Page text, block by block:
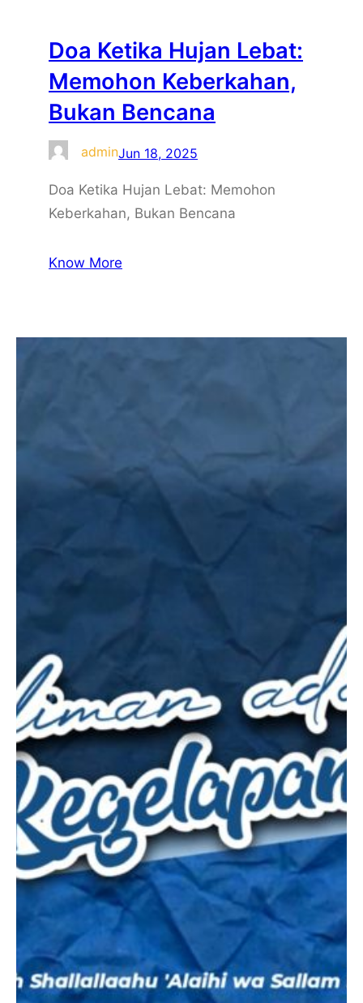
Doa Ketika Hujan Lebat:
Memohon Keberkahan,
Bukan Bencana
adminJun 18, 2025
Doa Ketika Hujan Lebat: Memohon
Keberkahan, Bukan Bencana
Know More